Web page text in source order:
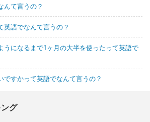
んて言うの？
英語でなんて言うの？
うになるまで1ヶ月の大半を使ったって英語で
ですかって英語でなんて言うの？
グ